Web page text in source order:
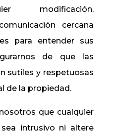
modificación,
cercana
para entender sus
de que las
sutiles y respetuosas
de la propiedad.
que cualquier
intrusivo ni altere